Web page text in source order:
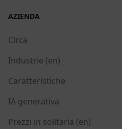
AZIENDA
Circa
Industrie (en)
Caratteristiche
IA generativa
Prezzi in solitaria (en)